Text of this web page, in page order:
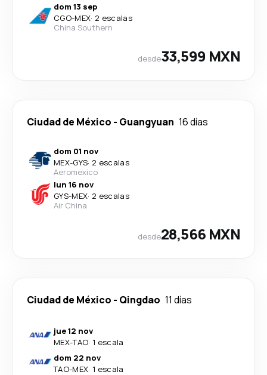
dom 13 sep
CGO-MEX· 2 escalas
China Southern
desde33,599 MXN
Ciudad de México - Guangyuan 16 días
dom 01 nov
MEX-GYS· 2 escalas
Aeromexico
lun 16 nov
GYS-MEX· 2 escalas
Air China
desde28,566 MXN
Ciudad de México - Qingdao 11 días
jue 12 nov
MEX-TAO· 1 escala
dom 22 nov
TAO-MEX· 1 escala